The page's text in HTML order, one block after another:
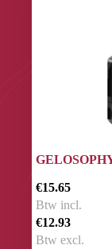
€15.65
Btw incl.
€12.93
Btw excl.